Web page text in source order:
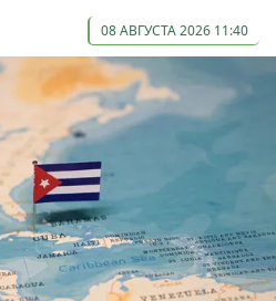
08 АВГУСТА 2026 11:40